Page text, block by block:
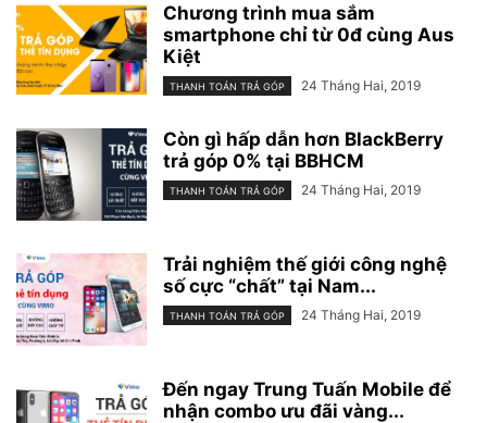
Chương trình mua sắm
smartphone chỉ từ 0đ cùng Aus
Kiệt
THANH TOÁN TRẢ GÓP 24 Tháng Hai, 2019
Còn gì hấp dẫn hơn BlackBerry
trả góp 0% tại BBHCM
THANH TOÁN TRẢ GÓP 24 Tháng Hai, 2019
Trải nghiệm thế giới công nghệ
số cực “chất” tại Nam...
THANH TOÁN TRẢ GÓP 24 Tháng Hai, 2019
Đến ngay Trung Tuấn Mobile để
nhận combo ưu đãi vàng...